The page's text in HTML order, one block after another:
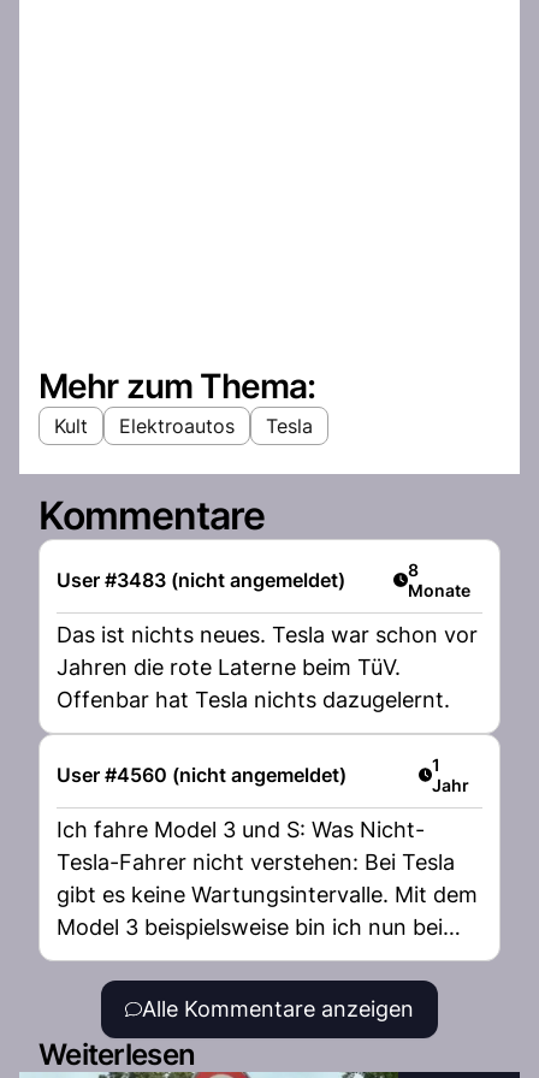
Mehr zum Thema:
Kult Elektroautos Tesla
Kommentare
User #3483 (nicht angemeldet) Artikel
8
Monate
Das ist nichts neues. Tesla war schon vor
Jahren die rote Laterne beim TüV.
Offenbar hat Tesla nichts dazugelernt.
User #4560 (nicht angemeldet) Artikel
1
Jahr
Ich fahre Model 3 und S: Was Nicht-
Tesla-Fahrer nicht verstehen: Bei Tesla
gibt es keine Wartungsintervalle. Mit dem
Model 3 beispielsweise bin ich nun bei
70‘000km und ear noch nie im
Servicecenter. Mein Vorgehen: Ich
besuche den TÜV, schaue ob es etwas zu
beheben gibt. Falls ja -> gezielt beheben.
Alle Kommentare anzeigen
Weiterlesen